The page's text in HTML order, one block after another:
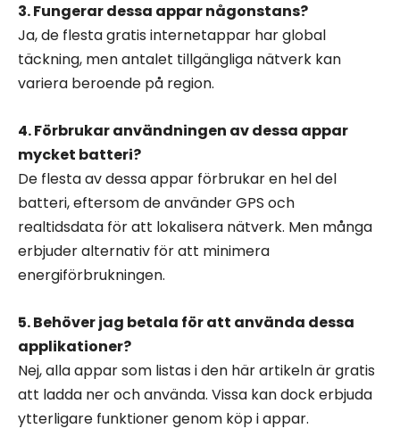
3. Fungerar dessa appar någonstans?
Ja, de flesta gratis internetappar har global
täckning, men antalet tillgängliga nätverk kan
variera beroende på region.
4. Förbrukar användningen av dessa appar
mycket batteri?
De flesta av dessa appar förbrukar en hel del
batteri, eftersom de använder GPS och
realtidsdata för att lokalisera nätverk. Men många
erbjuder alternativ för att minimera
energiförbrukningen.
5. Behöver jag betala för att använda dessa
applikationer?
Nej, alla appar som listas i den här artikeln är gratis
att ladda ner och använda. Vissa kan dock erbjuda
ytterligare funktioner genom köp i appar.